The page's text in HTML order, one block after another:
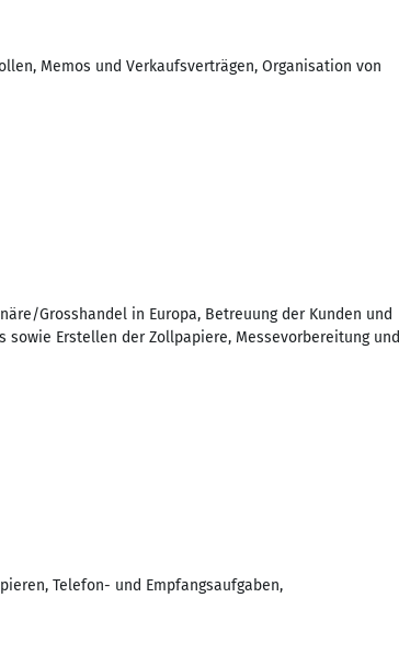
Memos und Verkaufsverträgen, Organisation von
Grosshandel in Europa, Betreuung der Kunden und
Erstellen der Zollpapiere, Messevorbereitung und
Telefon- und Empfangsaufgaben,